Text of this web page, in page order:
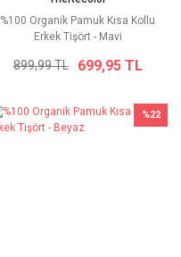
%100 Organik Pamuk Kısa Kollu
Erkek Tişört - Mavi
899,99 TL 699,95 TL
%22